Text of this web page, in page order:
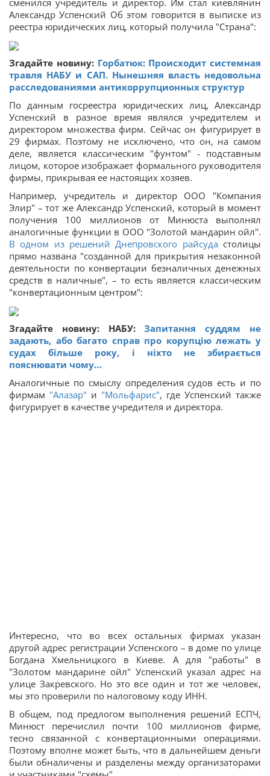
Александр Успенский Об этом говорится в выписке из
реестра юридических лиц, который получила "Страна":
Згадайте новину: Горбатюк: Происходит системная
травля НАБУ и САП. Нынешняя власть недовольна
расследованиями антикоррупционных структур
По данным госреестра юридических лиц, Александр
Успенский в разное время являлся учредителем и
директором множества фирм. Сейчас он фигурирует в
29 фирмах. Поэтому не исключено, что он, на самом
деле, является классическим "фунтом" - подставным
лицом, которое изображает формального руководителя
фирмы, прикрывая ее настоящих хозяев.
Например, учредитель и директор ООО "Компания
Элир" – тот же Александр Успенский, который в момент
получения 100 миллионов от Минюста выполнял
аналогичные функции в ООО "Золотой мандарин ойл".
В одном из решений Днепровского райсуда столицы
прямо названа "созданной для прикрытия незаконной
деятельности по конвертации безналичных денежных
средств в наличные", – то есть является классическим
"конвертационным центром":
Згадайте новину: НАБУ:Запитання суддям не
задають, або багато справ про корупцію лежать у
судах більше року, і ніхто не збирається
пояснювати чому…
Аналогичные по смыслу определения судов есть и по
фирмам "Алазар" и "Мольфарис", где Успенский также
фигурирует в качестве учредителя и директора.
Интересно, что во всех остальных фирмах указан
другой адрес регистрации Успенского – в доме по улице
Богдана Хмельницкого в Киеве. А для "работы" в
"Золотом мандарине ойл" Успенский указал адрес на
улице Закревского. Но это все один и тот же человек,
мы это проверили по налоговому коду ИНН.
В общем, под предлогом выполнения решений ЕСПЧ,
Минюст перечислил почти 100 миллионов фирме,
тесно связанной с конвертационными операциями.
Поэтому вполне может быть, что в дальнейшем деньги
были обналичены и разделены между организаторами